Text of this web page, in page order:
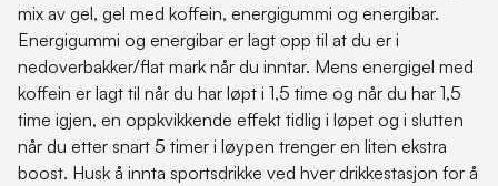
mix av gel, gel med koffein, energigummi og energibar.
Energigummi og energibar er lagt opp til at du er i
nedoverbakker/flat mark når du inntar. Mens energigel med
koffein er lagt til når du har løpt i 1,5 time og når du har 1,5
time igjen, en oppkvikkende effekt tidlig i løpet og i slutten
når du etter snart 5 timer i løypen trenger en liten ekstra
boost. Husk å innta sportsdrikke ved hver drikkestasjon for å